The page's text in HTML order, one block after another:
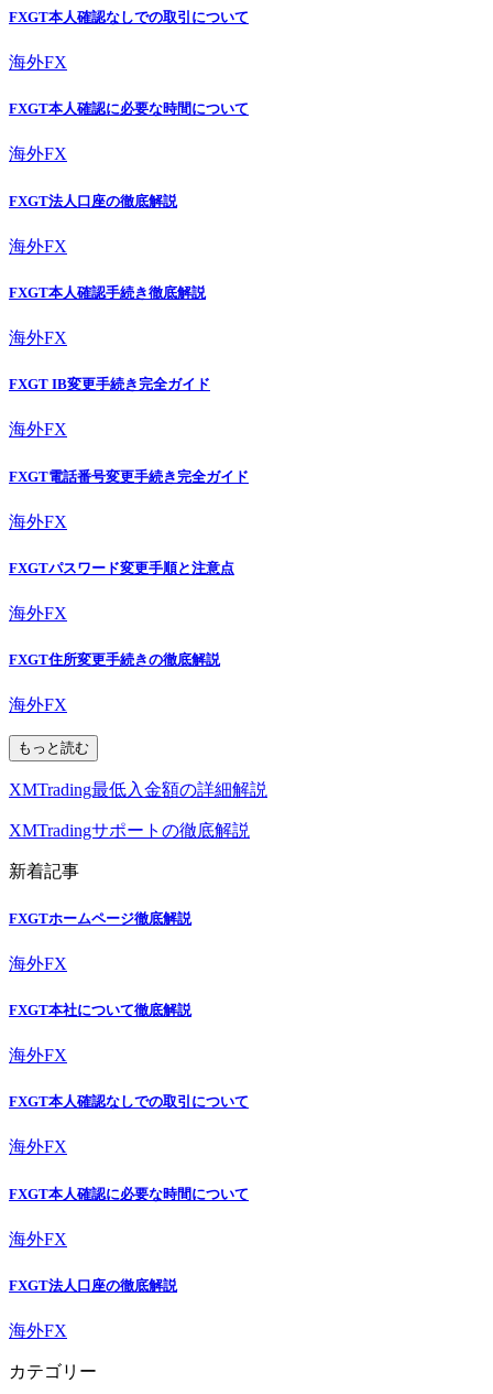
FXGT本人確認なしでの取引について
海外FX
FXGT本人確認に必要な時間について
海外FX
FXGT法人口座の徹底解説
海外FX
FXGT本人確認手続き徹底解説
海外FX
FXGT IB変更手続き完全ガイド
海外FX
FXGT電話番号変更手続き完全ガイド
海外FX
FXGTパスワード変更手順と注意点
海外FX
FXGT住所変更手続きの徹底解説
海外FX
もっと読む
XMTrading最低入金額の詳細解説
XMTradingサポートの徹底解説
新着記事
FXGTホームページ徹底解説
海外FX
FXGT本社について徹底解説
海外FX
FXGT本人確認なしでの取引について
海外FX
FXGT本人確認に必要な時間について
海外FX
FXGT法人口座の徹底解説
海外FX
カテゴリー